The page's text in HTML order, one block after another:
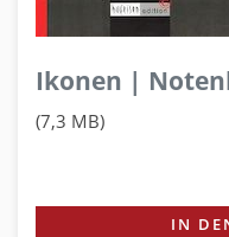
Ikonen |
(7,3 MB)
IN